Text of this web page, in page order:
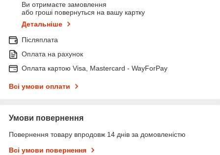
Ви отримаєте замовлення
або гроші повернуться на вашу картку
Детальніше
Післяплата
Оплата на рахунок
Оплата картою Visa, Mastercard - WayForPay
Всі умови оплати
Умови повернення
Повернення товару впродовж 14 днів за домовленістю
Всі умови повернення